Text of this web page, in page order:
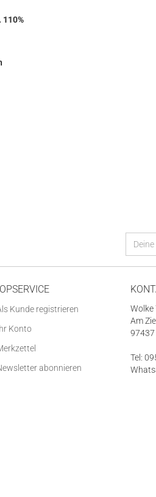
110%
Kunde registrieren
Konto
abonnieren
Wolke
Am
Tel: